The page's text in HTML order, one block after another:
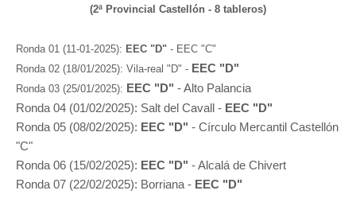
(2ª Provincial Castellón - 8 tableros)
Ronda 01 (11-01-2025): EEC "D" - EEC "C"
Ronda 02 (18/01/2025): Vila-real "D" - EEC "D"
Ronda 03 (25/01/2025): EEC "D" - Alto Palancia
Ronda 04 (01/02/2025): Salt del Cavall - EEC "D"
Ronda 05 (08/02/2025): EEC "D" - Círculo Mercantil Castellón
"C"
Ronda 06 (15/02/2025): EEC "D" - Alcalá de Chivert
Ronda 07 (22/02/2025): Borriana - EEC "D"